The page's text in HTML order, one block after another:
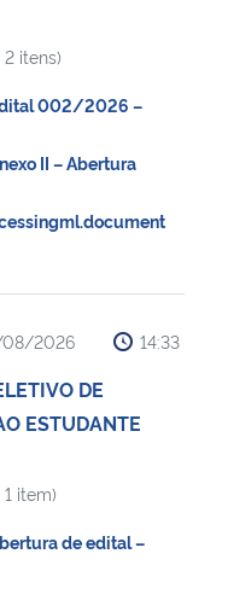
itens)
002/2026 –
II – Abertura
2026 14:33
DE
ESTUDANTE
item)
de edital –